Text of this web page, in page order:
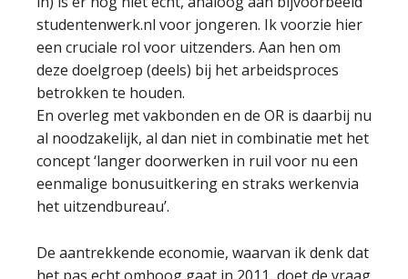
studentenwerk.nl voor jongeren. Ik voorzie hier
een cruciale rol voor uitzenders. Aan hen om
deze doelgroep (deels) bij het arbeidsproces
betrokken te houden.
En overleg met vakbonden en de OR is daarbij nu
al noodzakelijk, al dan niet in combinatie met het
concept ‘langer doorwerken in ruil voor nu een
eenmalige bonusuitkering en straks werkenvia
het uitzendbureau’.
De aantrekkende economie, waarvan ik denk dat